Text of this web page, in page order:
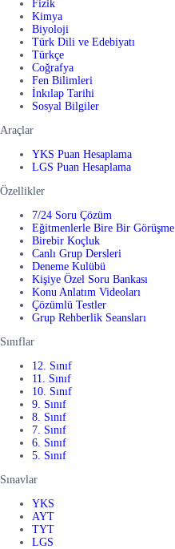
Fizik
Kimya
Biyoloji
Türk Dili ve Edebiyatı
Türkçe
Coğrafya
Fen Bilimleri
İnkılap Tarihi
Sosyal Bilgiler
Araçlar
YKS Puan Hesaplama
LGS Puan Hesaplama
Özellikler
7/24 Soru Çözüm
Eğitmenlerle Bire Bir Görüşme
Birebir Koçluk
Canlı Grup Dersleri
Deneme Kulübü
Kişiye Özel Soru Bankası
Konu Anlatım Videoları
Çözümlü Testler
Grup Rehberlik Seansları
Sınıflar
12. Sınıf
11. Sınıf
10. Sınıf
9. Sınıf
8. Sınıf
7. Sınıf
6. Sınıf
5. Sınıf
Sınavlar
YKS
AYT
TYT
LGS